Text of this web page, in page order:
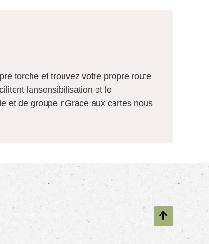
torche et trouvez votre propre route
lansensibilisation et le
et de groupe nGrace aux cartes nous